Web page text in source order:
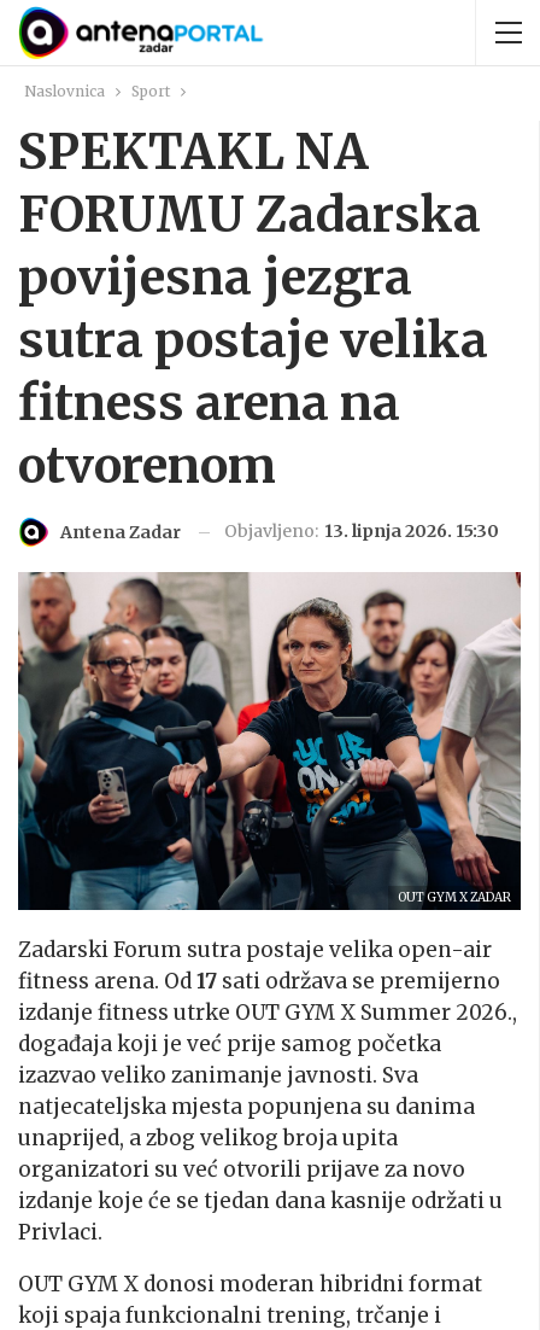
Naslovnica Sport
SPEKTAKL NA
FORUMU Zadarska
povijesna jezgra
sutra postaje velika
fitness arena na
otvorenom
Antena Zadar Objavljeno: 13. lipnja 2026. 15:30
OUT GYM X ZADAR
Zadarski Forum sutra postaje velika open-air
fitness arena. Od17 sati održava se premijerno
izdanje fitness utrke OUT GYM X Summer 2026.,
događaja koji je već prije samog početka
izazvao veliko zanimanje javnosti. Sva
natjecateljska mjesta popunjena su danima
unaprijed, a zbog velikog broja upita
organizatori su već otvorili prijave za novo
izdanje koje će se tjedan dana kasnije održati u
Privlaci.
OUT GYM X donosi moderan hibridni format
koji spaja funkcionalni trening, trčanje i